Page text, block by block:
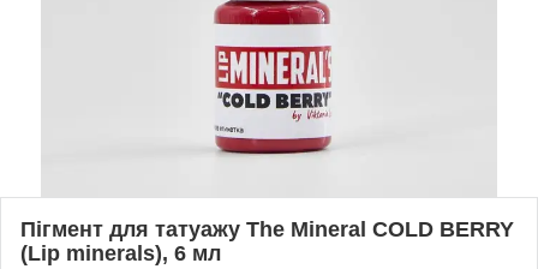
Пігмент для татуажу The Mineral COLD BERRY
(Lip minerals), 6 мл